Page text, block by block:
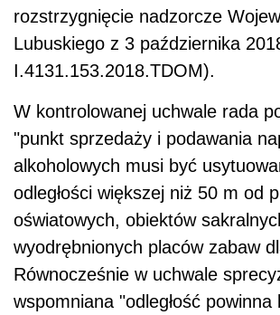
rozstrzygnięcie nadzorcze
Lubuskiego z 3 października
I.4131.153.2018.TDOM).
W kontrolowanej uchwale rada
"punkt sprzedaży i podawania
alkoholowych musi być
odległości większej niż 50 m od
oświatowych, obiektów
wyodrębnionych placów zabaw
Równocześnie w uchwale
wspomniana "odległość